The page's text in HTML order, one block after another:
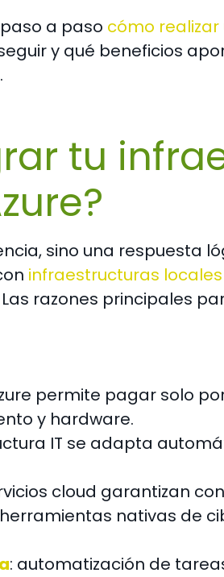
a paso cómo realizar
y qué beneficios
tu
sino una respuesta
infraestructuras
razones principales
permite pagar solo
y hardware.
IT se adapta
cloud garantizan
nativas de
: automatización de